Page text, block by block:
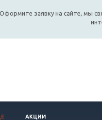
Оформите заявку на сайте, мы
АКЦИИ